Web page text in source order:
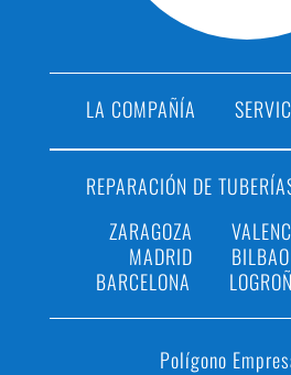
LA COMPAÑÍA
REPARACIÓN DE
ZARAGOZA
MADRID
BILBAO
BARCELONA
Polígono